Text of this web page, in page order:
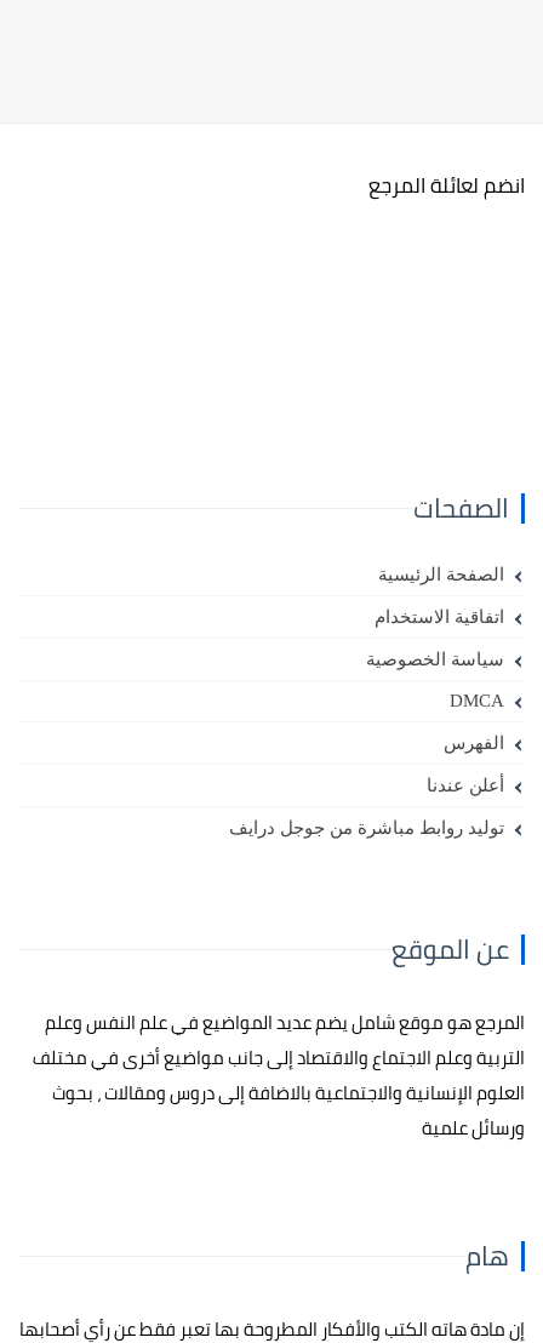
انضم لعائلة المرجع
الصفحات
الصفحة الرئيسية
اتفاقية الاستخدام
سياسة الخصوصية
DMCA
الفهرس
أعلن عندنا
توليد روابط مباشرة من جوجل درايف
عن الموقع
المرجع هو موقع شامل يضم عديد المواضيع في علم النفس وعلم
التربية وعلم الاجتماع والاقتصاد إلى جانب مواضيع أخرى في مختلف
العلوم الإنسانية والاجتماعية بالاضافة إلى دروس ومقالات ، بحوث
ورسائل علمية
هام
إن مادة هاته الكتب والأفكار المطروحة بها تعبر فقط عن رأي أصحابها